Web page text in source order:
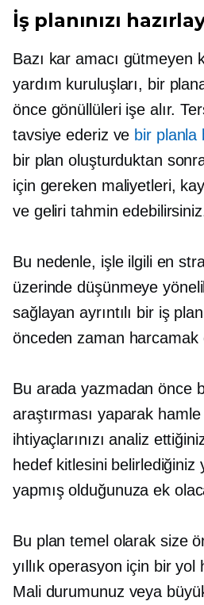
İş planınızı
Bazı kar amacı gütmeyen
yardım kuruluşları, bir
önce gönüllüleri işe alır.
tavsiye ederiz ve bir planla
bir plan oluşturduktan
için gereken maliyetleri,
ve geliri tahmin
Bu nedenle, işle ilgili en
üzerinde düşünmeye
sağlayan ayrıntılı bir iş
önceden zaman harcamak
Bu arada yazmadan önce
araştırması yaparak
ihtiyaçlarınızı analiz
hedef kitlesini belirlediğiniz
yapmış olduğunuza ek
Bu plan temel olarak size
yıllık operasyon için bir yol
Mali durumunuz veya